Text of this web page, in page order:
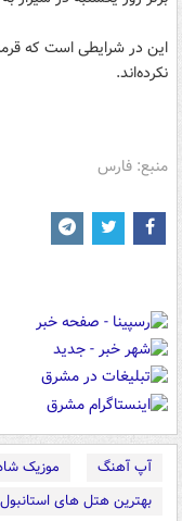
این در شرایطی است که
نکرده‌اند.
منبع: فارس
آپ آهنگ موزیک
بهترین هتل های استانبول